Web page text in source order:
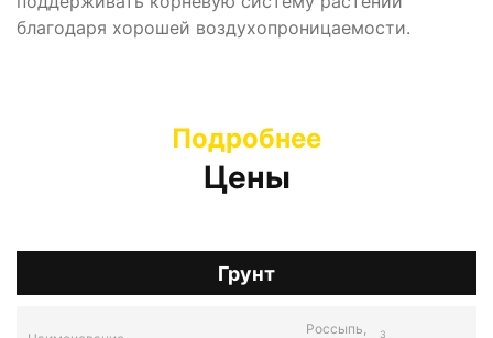
благодаря хорошей воздухопроницаемости.
Подробнее
Цены
Грунт
Россыпь,
3